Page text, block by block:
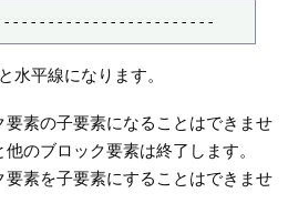
水平線になります。
素の子要素になることはできませ
のブロック要素は終了します。
素を子要素にすることはできませ